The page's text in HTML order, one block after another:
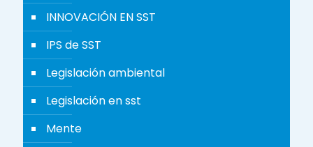
INNOVACIÓN EN SST
IPS de SST
Legislación ambiental
Legislación en sst
Mente